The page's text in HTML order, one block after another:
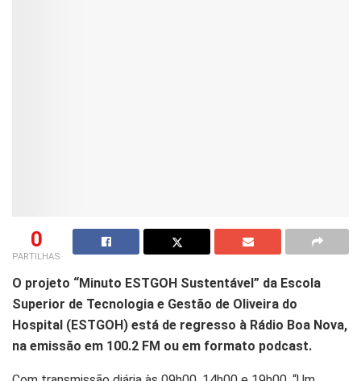
0
PARTILHAS
O projeto “Minuto ESTGOH Sustentável” da Escola
Superior de Tecnologia e Gestão de Oliveira do
Hospital (ESTGOH) está de regresso à Rádio Boa Nova,
na emissão em 100.2 FM ou em formato podcast.